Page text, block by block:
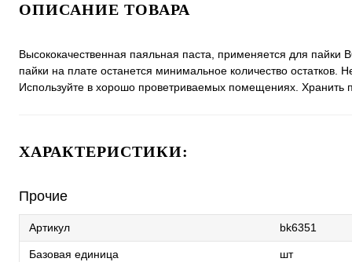
ОПИСАНИЕ ТОВАРА
Высококачественная паяльная паста, применяется для
пайки на плате останется минимальное количество
Используйте в хорошо проветриваемых помещениях. Хранить
ХАРАКТЕРИСТИКИ:
Прочие
Артикул bk6351
Базовая единица шт